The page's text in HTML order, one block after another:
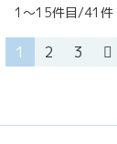
1～15件目/41件
1 2 3